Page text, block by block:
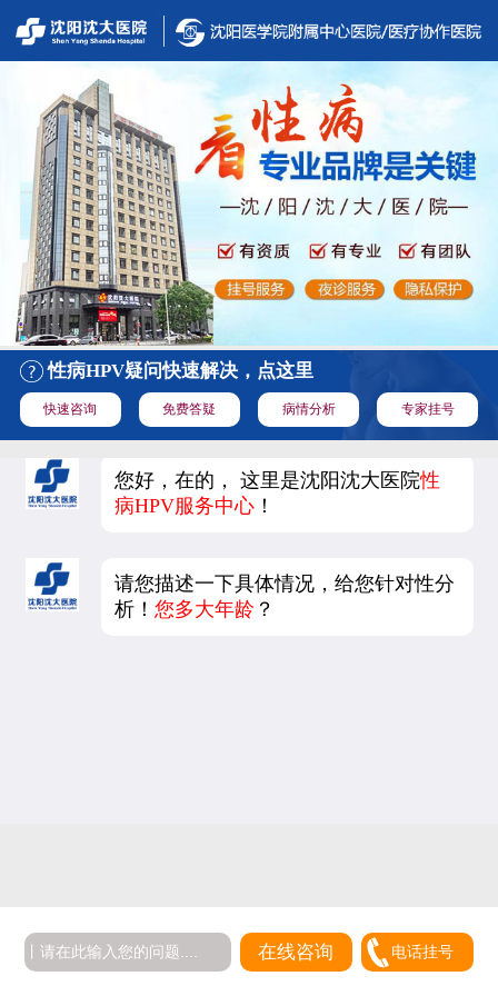
性病HPV疑问快速解决，点这里
快速咨询 免费答疑 病情分析 专家挂号
您好，在的， 这里是沈阳沈大医院性
病HPV服务中心 ！
请您描述一下具体情况，给您针对性分
析！您多大年龄 ？
在线咨询 电话挂号